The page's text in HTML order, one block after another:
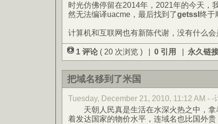
时光仿佛停留在2014年，2021年的今天，
然无法编译uacme，最后找到了getssl终于
计算机和互联网也有新陈代谢，没有什么
1 评论 ( 20 次浏览 ) | 0 引用 | 永久链
把域名移到了米国
Tuesday, December 21, 2010, 11:12 AM - -
天朝人民真是生活在水深火热之中，拿
着发达国家的物价水平，连域名也比国外